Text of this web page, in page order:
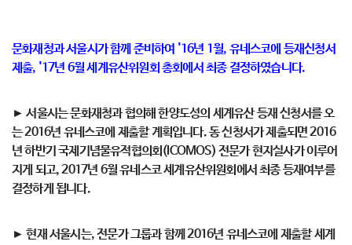
문화재청과 서울시가 함께 준비하여 '16년 1월, 유네스코에 등재신청서
제출, '17년 6월 세계유산위원회 총회에서 최종 결정하였습니다.
► 서울시는 문화재청과 협의해 한양도성의 세계유산 등재 신청서를 오
는 2016년 유네스코에 제출할 계획입니다. 동 신청서가 제출되면 2016
년 하반기 국제기념물유적협의회(ICOMOS) 전문가 현지실사가 이루어
지게 되고, 2017년 6월 유네스코 세계유산위원회에서 최종 등재여부를
결정하게 됩니다.
► 현재 서울시는, 전문가 그룹과 함께 2016년 유네스코에 제출할 세계